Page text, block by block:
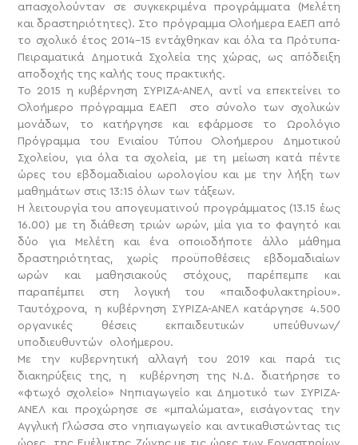
απασχολούνταν σε συγκεκριμένα προγράμματα (Μελέτη
και δραστηριότητες). Στο πρόγραμμα Ολοήμερα ΕΑΕΠ από
το σχολικό έτος 2014-15 εντάχθηκαν και όλα τα Πρότυπα-
Πειραματικά Δημοτικά Σχολεία της χώρας, ως απόδειξη
αποδοχής της καλής τους πρακτικής.
Το 2015 η κυβέρνηση ΣΥΡΙΖΑ-ΑΝΕΛ, αντί να επεκτείνει το
Ολοήμερο πρόγραμμα ΕΑΕΠ στο σύνολο των σχολικών
μονάδων, το κατήργησε και εφάρμοσε το Ωρολόγιο
Πρόγραμμα του Ενιαίου Τύπου Ολοήμερου Δημοτικού
Σχολείου, για όλα τα σχολεία, με τη μείωση κατά πέντε
ώρες του εβδομαδιαίου ωρολογίου και με την λήξη των
μαθημάτων στις 13:15 όλων των τάξεων.
Η λειτουργία του απογευματινού προγράμματος (13.15 έως
16.00) με τη διάθεση τριών ωρών, μία για το φαγητό και
δύο για Μελέτη και ένα οποιοδήποτε άλλο μάθημα
δραστηριότητας, χωρίς προϋποθέσεις εβδομαδιαίων
ωρών και μαθησιακούς στόχους, παρέπεμπε και
παραπέμπει στη λογική του «παιδοφυλακτηρίου».
Ταυτόχρονα, η κυβέρνηση ΣΥΡΙΖΑ-ΑΝΕΛ κατάργησε 4.500
οργανικές θέσεις εκπαιδευτικών υπεύθυνων/
υποδιευθυντών ολοήμερου.
Με την κυβερνητική αλλαγή του 2019 και παρά τις
διακηρύξεις της, η κυβέρνηση της Ν.Δ. διατήρησε το
«φτωχό σχολείο» Νηπιαγωγείο και Δημοτικό των ΣΥΡΙΖΑ-
ΑΝΕΛ και προχώρησε σε «μπαλώματα», εισάγοντας την
Αγγλική Γλώσσα στο νηπιαγωγείο και αντικαθιστώντας τις